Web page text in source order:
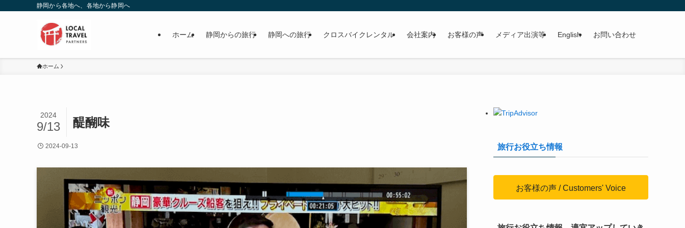
静岡から各地へ、各地から静岡へ
ホーム 静岡からの旅行 静岡への旅行 クロスバイクレンタル 会社案内 お客様の声 メディア出演等 English お問い合わせ
ホーム
醍醐味
2024
9/13
2024-09-13 旅行お役立ち情報
お客様の声 / Customers' Voice